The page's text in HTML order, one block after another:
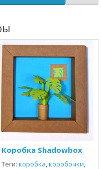
Коробка Shadowbox
Теги: коробка,коробочки,